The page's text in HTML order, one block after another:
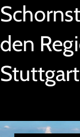
den
Stuttgart